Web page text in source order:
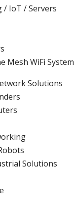
/ IoT / Servers
Mesh WiFi System
Solutions
Solutions